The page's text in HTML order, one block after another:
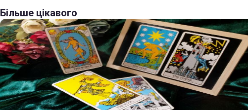
Більше цікавого